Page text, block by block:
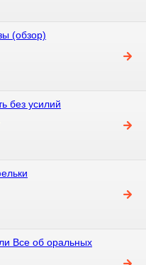
(обзор)
без усилий
Все об оральных